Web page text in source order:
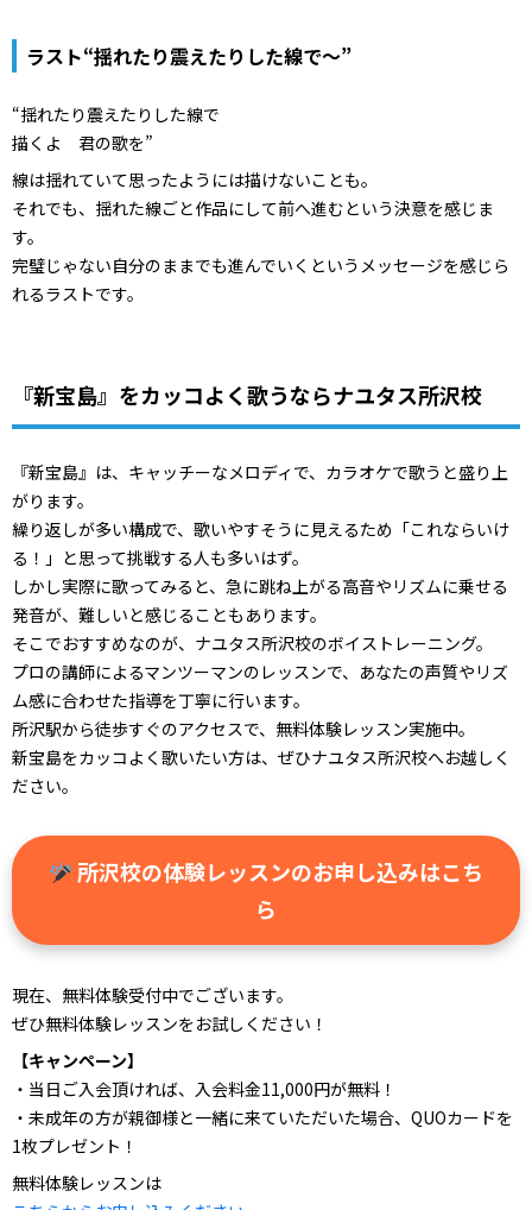
ラスト“揺れたり震えたりした線で～”
“揺れたり震えたりした線で
描くよ 君の歌を”
線は揺れていて思ったようには描けないことも。
それでも、揺れた線ごと作品にして前へ進むという決意を感じま
す。
完璧じゃない自分のままでも進んでいくというメッセージを感じら
れるラストです。
『新宝島』をカッコよく歌うならナユタス所沢校
『新宝島』は、キャッチーなメロディで、カラオケで歌うと盛り上
がります。
繰り返しが多い構成で、歌いやすそうに見えるため「これならいけ
る！」と思って挑戦する人も多いはず。
しかし実際に歌ってみると、急に跳ね上がる高音やリズムに乗せる
発音が、難しいと感じることもあります。
そこでおすすめなのが、ナユタス所沢校のボイストレーニング。
プロの講師によるマンツーマンのレッスンで、あなたの声質やリズ
ム感に合わせた指導を丁寧に行います。
所沢駅から徒歩すぐのアクセスで、無料体験レッスン実施中。
新宝島をカッコよく歌いたい方は、ぜひナユタス所沢校へお越しく
ださい。
所沢校の体験レッスンのお申し込みはこち
ら
現在、無料体験受付中でございます。
ぜひ無料体験レッスンをお試しください！
【キャンペーン】
・当日ご入会頂ければ、入会料金11,000円が無料！
・未成年の方が親御様と一緒に来ていただいた場合、QUOカードを
1枚プレゼント！
無料体験レッスンは